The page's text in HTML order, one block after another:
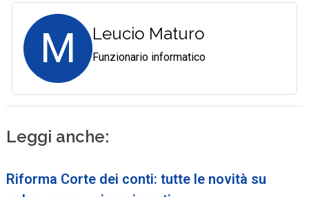
M Leucio Maturo
Funzionario informatico
Leggi anche:
Riforma Corte dei conti: tutte le novità su